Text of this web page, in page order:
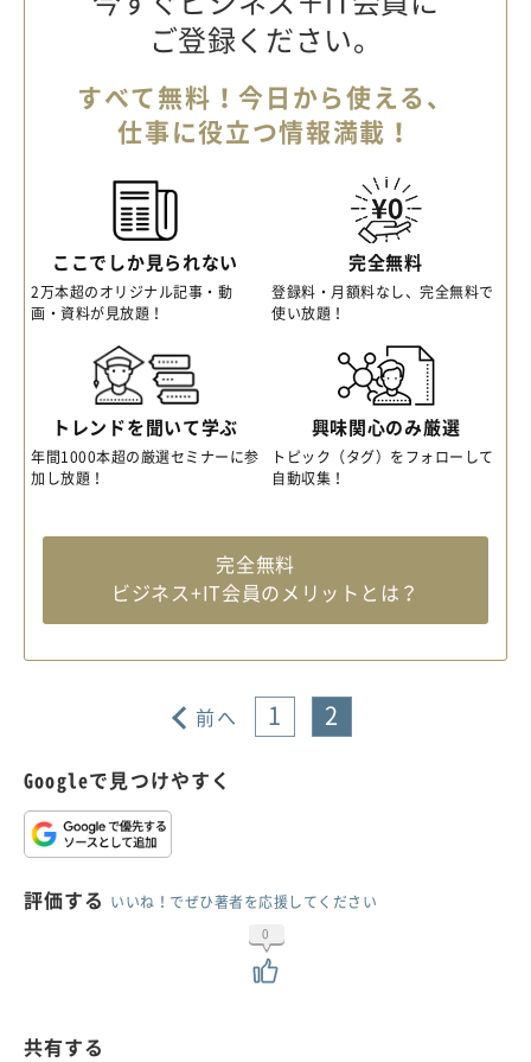
ご登録ください。
すべて無料！今日から使える、
仕事に役立つ情報満載！
ここでしか見られない
2万本超のオリジナル記事・動
画・資料が見放題！
完全無料
登録料・月額料なし、完全無料で
使い放題！
トレンドを聞いて学ぶ
年間1000本超の厳選セミナーに参
加し放題！
興味関心のみ厳選
トピック（タグ）をフォローして
自動収集！
完全無料
ビジネス+IT会員のメリットとは？
前へ 1 2
Googleで見つけやすく
評価する いいね！でぜひ著者を応援してください
0
共有する